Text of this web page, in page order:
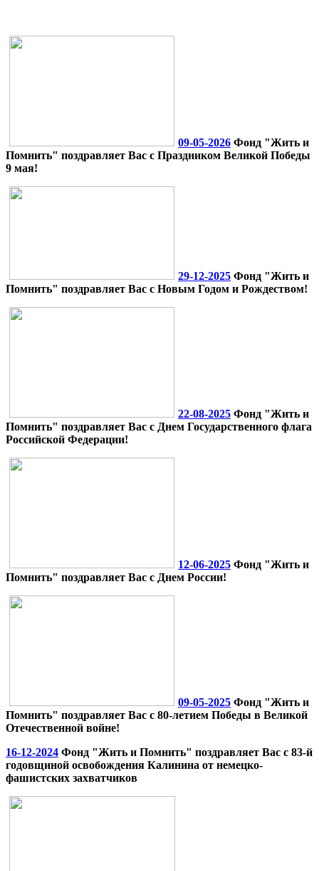
09-05-2026 Фонд "Жить и
Помнить" поздравляет Вас с Праздником Великой Победы
9 мая!
29-12-2025 Фонд "Жить и
Помнить" поздравляет Вас с Новым Годом и Рождеством!
22-08-2025 Фонд "Жить и
Помнить" поздравляет Вас с Днем Государственного флага
Российской Федерации!
12-06-2025 Фонд "Жить и
Помнить" поздравляет Вас с Днем России!
09-05-2025 Фонд "Жить и
Помнить" поздравляет Вас с 80-летием Победы в Великой
Отечественной войне!
16-12-2024 Фонд "Жить и Помнить" поздравляет Вас с 83-й
годовщиной освобождения Калинина от немецко-
фашистских захватчиков